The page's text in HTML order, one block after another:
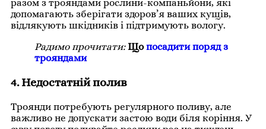
разом з трояндами рослини-компаньйони, які
допомагають зберігати здоров’я ваших кущів,
відлякують шкідників і підтримують вологу.
Радимо прочитати: Щопосадити поряд з
трояндами
4. Недостатній полив
Троянди потребують регулярного поливу, але
важливо не допускати застою води біля коріння. У